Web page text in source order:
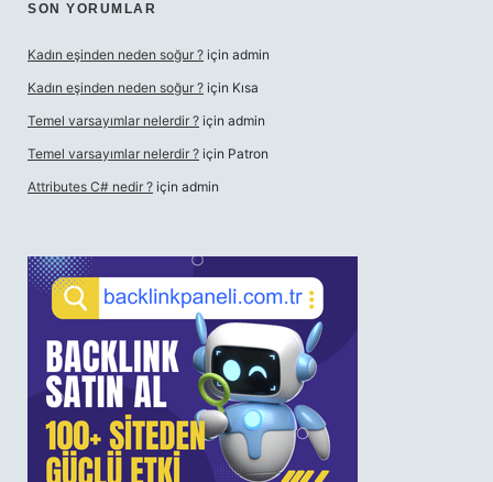
SON YORUMLAR
Kadın eşinden neden soğur ? için admin
Kadın eşinden neden soğur ? için Kısa
Temel varsayımlar nelerdir ? için admin
Temel varsayımlar nelerdir ? için Patron
Attributes C# nedir ? için admin